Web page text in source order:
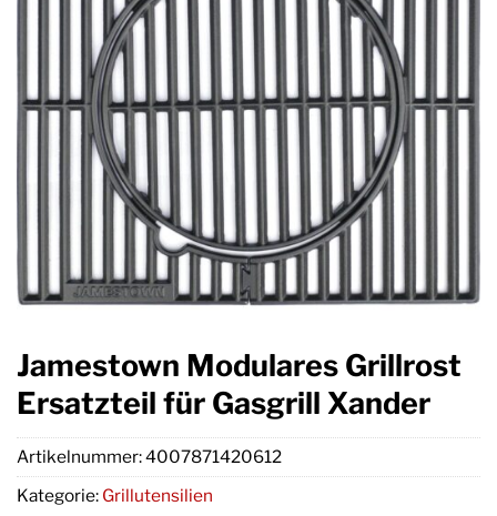
Jamestown Modulares Grillrost
Ersatzteil für Gasgrill Xander
Artikelnummer:4007871420612
Kategorie: Grillutensilien